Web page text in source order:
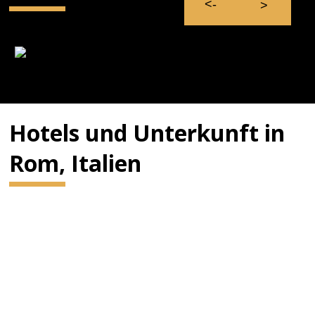
Hotels und Unterkunft in
Rom, Italien